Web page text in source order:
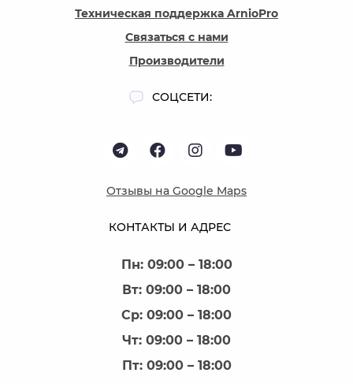
КОНТАКТЫ И АДРЕС
Пн: 09:00 – 18:00
Вт: 09:00 – 18:00
Ср: 09:00 – 18:00
Чт: 09:00 – 18:00
Пт: 09:00 – 18:00
Техническая поддержка ArnioPro
Связаться с нами
Производители
СОЦСЕТИ:
Отзывы на Google Maps